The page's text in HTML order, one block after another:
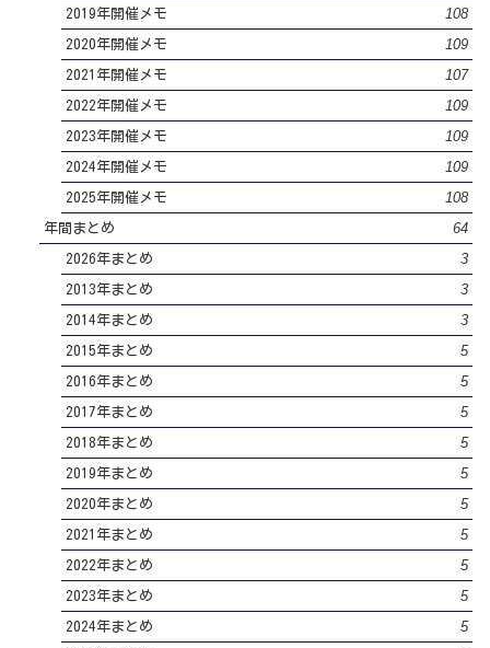
2019年開催メモ 108
2020年開催メモ 109
2021年開催メモ 107
2022年開催メモ 109
2023年開催メモ 109
2024年開催メモ 109
2025年開催メモ 108
年間まとめ 64
2026年まとめ 3
2013年まとめ 3
2014年まとめ 3
2015年まとめ 5
2016年まとめ 5
2017年まとめ 5
2018年まとめ 5
2019年まとめ 5
2020年まとめ 5
2021年まとめ 5
2022年まとめ 5
2023年まとめ 5
2024年まとめ 5